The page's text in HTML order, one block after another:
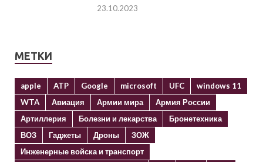
23.10.2023
МЕТКИ
apple ATP Google microsoft UFC
windows 11
WTA
Авиация Армии мира
Армия России
Артиллерия
Болезни и лекарства
Бронетехника
ВОЗ
Гаджеты Дроны
ЗОЖ
Инженерные войска и транспорт